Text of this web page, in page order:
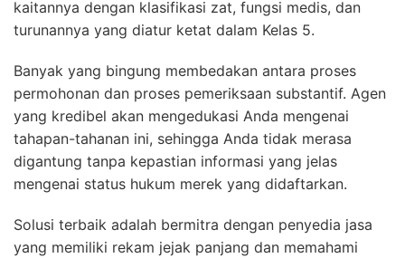
kaitannya dengan klasifikasi zat, fungsi medis, dan
turunannya yang diatur ketat dalam Kelas 5.
Banyak yang bingung membedakan antara proses
permohonan dan proses pemeriksaan substantif. Agen
yang kredibel akan mengedukasi Anda mengenai
tahapan-tahanan ini, sehingga Anda tidak merasa
digantung tanpa kepastian informasi yang jelas
mengenai status hukum merek yang didaftarkan.
Solusi terbaik adalah bermitra dengan penyedia jasa
yang memiliki rekam jejak panjang dan memahami